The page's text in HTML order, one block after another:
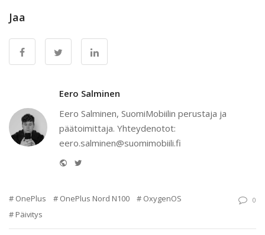
Jaa
Eero Salminen
Eero Salminen, SuomiMobiilin perustaja ja
päätoimittaja. Yhteydenotot:
eero.salminen@suomimobiili.fi
Website
OnePlus OnePlus Nord N100
OxygenOS
Päivitys
0